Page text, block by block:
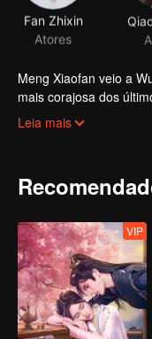
Fan Zhixin
Atores
Meng Xiaofan veio a
mais corajosa dos
Yufan teve que
Leia mais
VIP